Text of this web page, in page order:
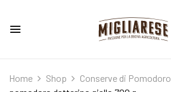
Home Shop Conserve di Pomodoro